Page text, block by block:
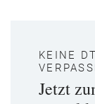
KEINE
Jetzt